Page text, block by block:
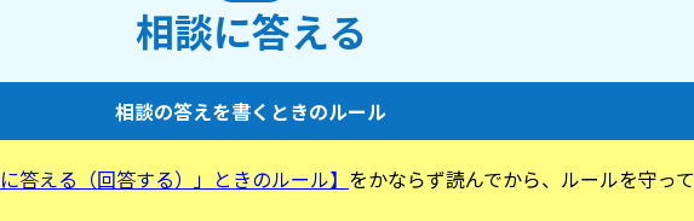
相談に答える
相談の答えを書くときのルール
答える（回答する）」ときのルール】 をかならず読んでから、ルールを守って